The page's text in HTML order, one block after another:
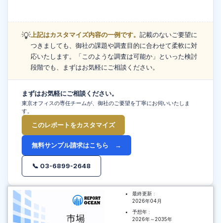
💡上記はカスタマイズ内容の一例です。 記載のないご要望に
つきましても、御社の課題や調査目的に合わせて柔軟に対
応いたします。「このような調査は可能か」といった検討
段階でも、まずはお気軽にご相談ください。
まずはお気軽にご相談ください。
東京オフィスの専任チームが、御社のご要望を丁寧にお伺いいたしま
す。
このレポートをカスタマイズ
無料サンプル請求はこちら →
📞 03-6899-2648
最終更新 :
2026年04月
予想年 :
2026年～2035年